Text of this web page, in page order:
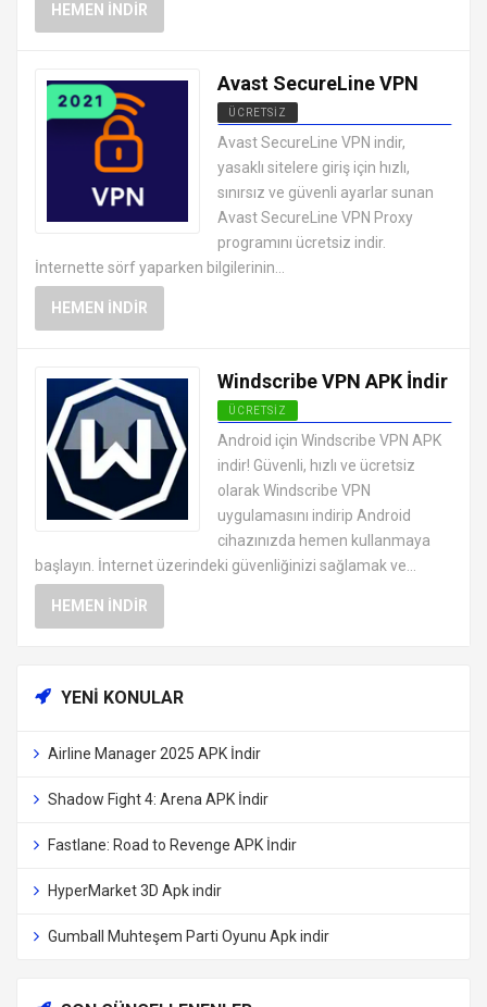
HEMEN İNDIR
Avast SecureLine VPN
ÜCRETSIZ
ANDROID VPN APK
UYGULAMALARI ÜCRETSIZ
Avast SecureLine VPN indir,
yasaklı sitelere giriş için hızlı,
sınırsız ve güvenli ayarlar sunan
Avast SecureLine VPN Proxy
programını ücretsiz indir.
İnternette sörf yaparken bilgilerinin...
HEMEN İNDIR
Windscribe VPN APK İndir
ÜCRETSIZ
ANDROID VPN APK
UYGULAMALARI ÜCRETSIZ
Android için Windscribe VPN APK
indir! Güvenli, hızlı ve ücretsiz
olarak Windscribe VPN
uygulamasını indirip Android
cihazınızda hemen kullanmaya
başlayın. İnternet üzerindeki güvenliğinizi sağlamak ve...
HEMEN İNDIR
YENI KONULAR
Airline Manager 2025 APK İndir
Shadow Fight 4: Arena APK İndir
Fastlane: Road to Revenge APK İndir
HyperMarket 3D Apk indir
Gumball Muhteşem Parti Oyunu Apk indir